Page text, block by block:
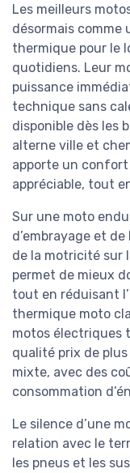
Les meilleurs
désormais comme
thermique pour le
quotidiens. Leur
puissance
technique sans
disponible dès les
alterne ville et
apporte un
appréciable, tout
Sur une moto
d’embrayage et
de la motricité sur
permet de mieux
tout en réduisant
thermique moto
motos électriques
qualité prix de
mixte, avec des
consommation
Le silence d’une
relation avec le
les pneus et les